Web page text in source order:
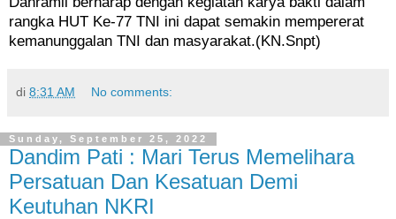
rangka HUT Ke-77 TNI ini dapat semakin mempererat
kemanunggalan TNI dan masyarakat.(KN.Snpt)
di 8:31 AM No comments:
Sunday, September 25, 2022
Dandim Pati : Mari Terus Memelihara
Persatuan Dan Kesatuan Demi
Keutuhan NKRI